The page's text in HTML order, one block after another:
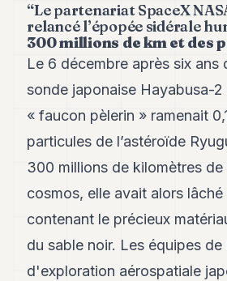
Andy
7
Andy
5
3
TECH
FINANCE
ART
DE
“Le partenariat SpaceX
relancé l’épopée sidérale
300 millions de km et des
Le 6 décembre après six ans
sonde japonaise Hayabusa-
« faucon pèlerin » ramenait
particules de l’astéroïde
300 millions de kilomètres de
cosmos, elle avait alors
contenant le précieux
du sable noir. Les équipes de
d'exploration aérospatiale